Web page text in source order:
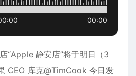
00:00
“Apple 静安店”将于明日（3
CEO 库克@TimCook 今日发